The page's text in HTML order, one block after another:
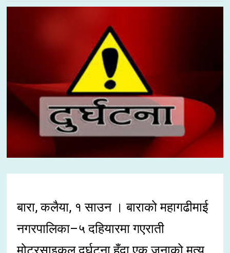
बारा, कलैया, १ साउन । बाराको महागढीमाई
नगरपालिका–५ दहियारमा गएराती